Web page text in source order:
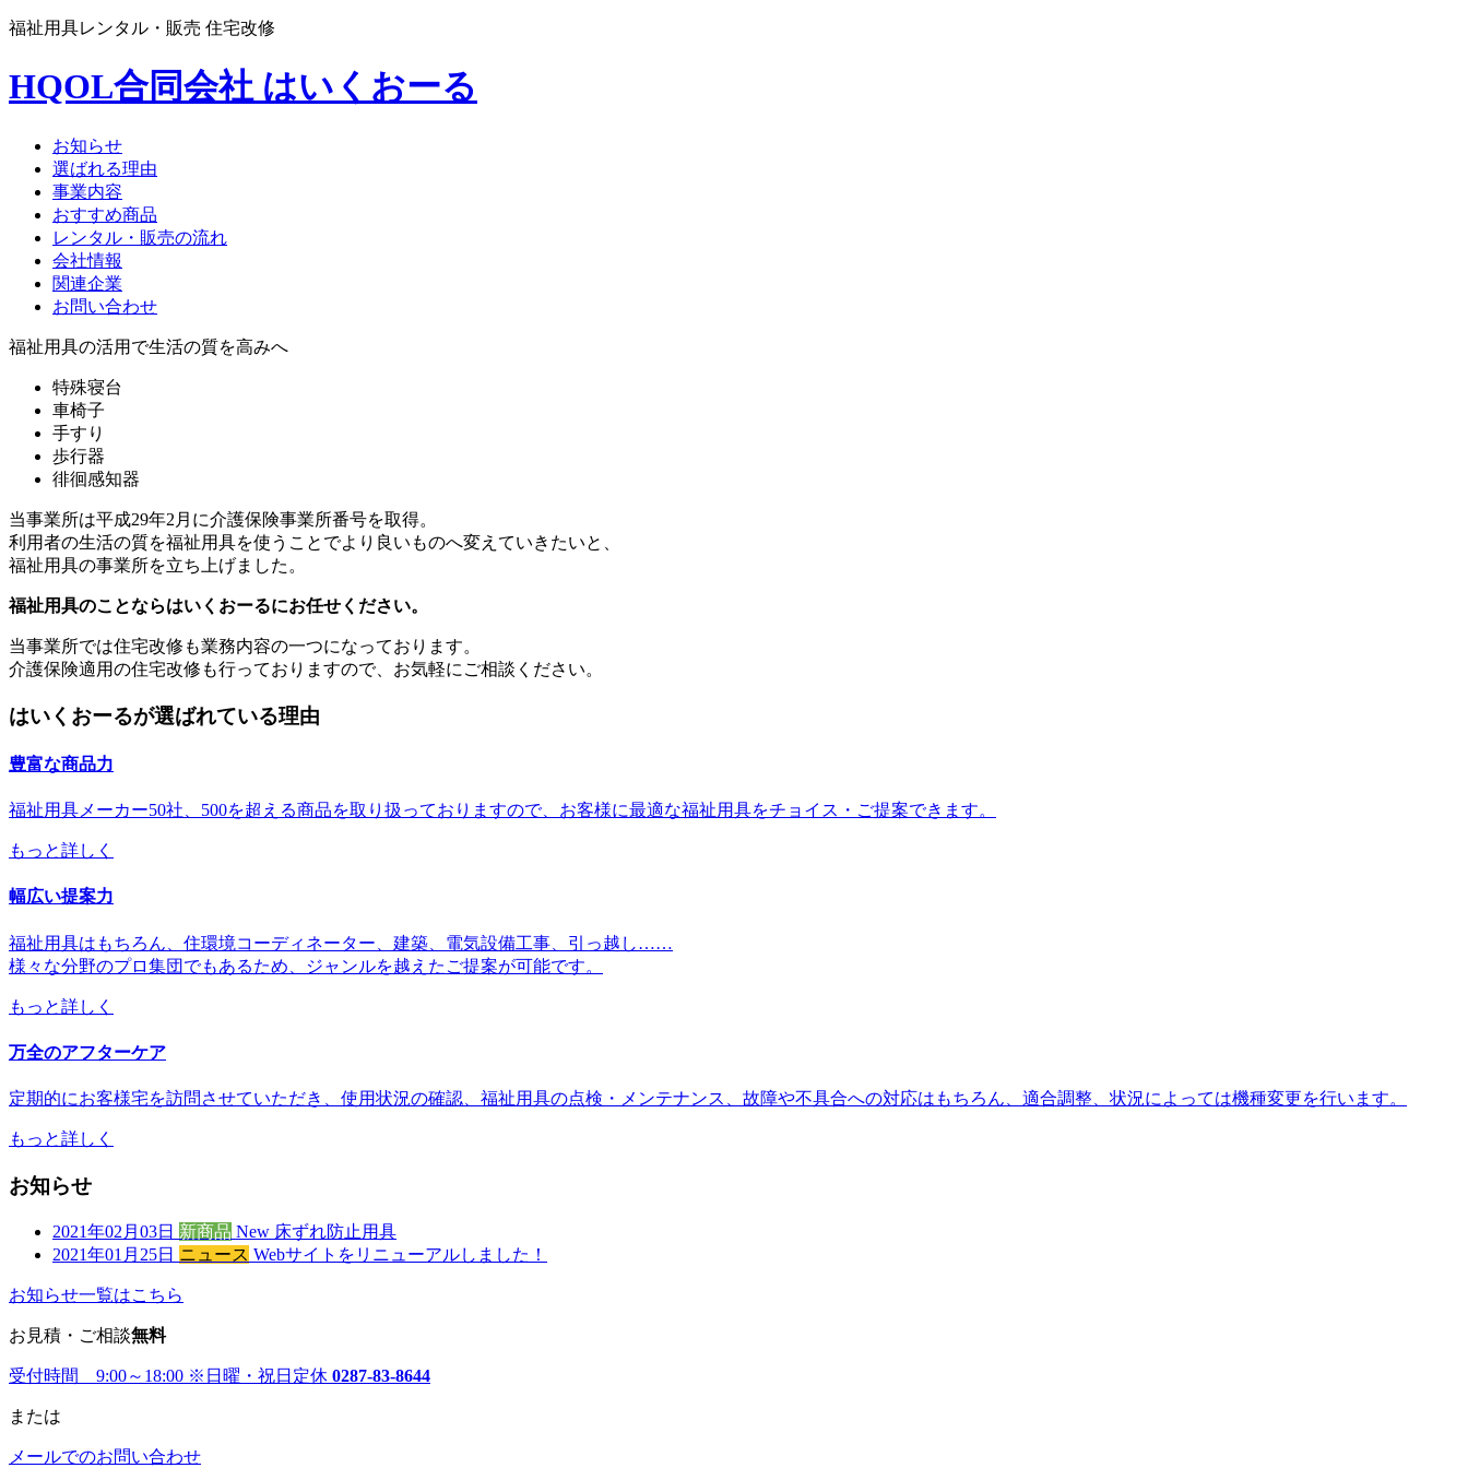
福祉用具レンタル・販売 住宅改修
HQOL合同会社 はいくおーる
お知らせ
選ばれる理由
事業内容
おすすめ商品
レンタル・販売の流れ
会社情報
関連企業
お問い合わせ
福祉用具の活用で生活の質を高みへ
特殊寝台
車椅子
手すり
歩行器
徘徊感知器
当事業所は平成29年2月に介護保険事業所番号を取得。
利用者の生活の質を福祉用具を使うことでより良いものへ変えていきたいと、
福祉用具の事業所を立ち上げました。
福祉用具のことならはいくおーるにお任せください。
当事業所では住宅改修も業務内容の一つになっております。
介護保険適用の住宅改修も行っておりますので、お気軽にご相談ください。
はいくおーるが選ばれている理由
豊富な商品力
福祉用具メーカー50社、500を超える商品を取り扱っておりますので、お客様に最適な福祉用具をチョイス・ご提案できます。
もっと詳しく
幅広い提案力
福祉用具はもちろん、住環境コーディネーター、建築、電気設備工事、引っ越し……
様々な分野のプロ集団でもあるため、ジャンルを越えたご提案が可能です。
もっと詳しく
万全のアフターケア
定期的にお客様宅を訪問させていただき、使用状況の確認、福祉用具の点検・メンテナンス、故障や不具合への対応はもちろん、適合調整、状況によっては機種変更を行います。
もっと詳しく
お知らせ
2021年02月03日 新商品 New 床ずれ防止用具
2021年01月25日 ニュース Webサイトをリニューアルしました！
お知らせ一覧はこちら
お見積・ご相談無料
受付時間 9:00～18:00 ※日曜・祝日定休 0287-83-8644
または
メールでのお問い合わせ